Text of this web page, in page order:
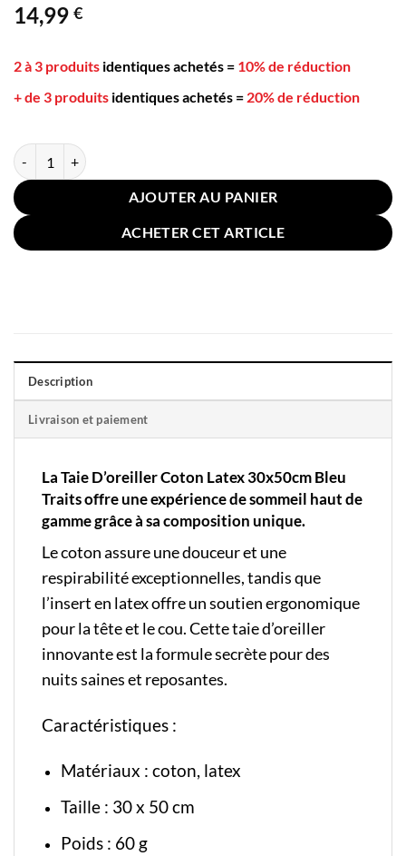
14,99 €
2 à 3 produits identiques achetés = 10% de réduction
+ de 3 produits identiques achetés = 20% de réduction
quantité de Taie D'oreiller Coton Latex 30x50cm Bleu Traits
AJOUTER AU PANIER
ACHETER CET ARTICLE
Description
Livraison et paiement
La Taie D’oreiller Coton Latex 30x50cm Bleu
Traits offre une expérience de sommeil haut de
gamme grâce à sa composition unique.
Le coton assure une douceur et une
respirabilité exceptionnelles, tandis que
l’insert en latex offre un soutien ergonomique
pour la tête et le cou. Cette taie d’oreiller
innovante est la formule secrète pour des
nuits saines et reposantes.
Caractéristiques :
Matériaux : coton, latex
Taille : 30 x 50 cm
Poids : 60 g